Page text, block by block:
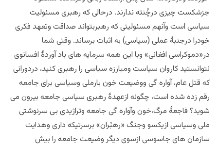
جزشکست چیزی درچُنته ندارند. درحالی که رهبری مسئولیت
سیاسی است وآنهم مسئولیتی که رهبربتواند صداقت وتعهد فکری
خودرا درجنبۀ عملی (سیاسی) به اثبات برساند. وقتی شما
در«دموکراسی افغانی» وبا این همه سرمایه های باد آوردۀ افسانوی
نتوانستید کاروان سیاست ومبارزه سیاسی را رهبری کنید، دردورانی
که قتل عام، آواره گی ووضیعت خون بارملی وسیاسی برای جامعه
رقم زده شده است، چگونه ازعهدۀ رهبری سیاسی جامعه بیرون می
شوید؟ فاجعۀ مرگ،خون وآواره گی جامعه وتراژیدی بی سرنوشتی
ملی وسیاسی ازیکسو وجنگ «رهبُران» برسرتیکه داری وهدایت
سازمان های جاسوسی ازسوی دیگر وضیعت جامعه را بیش